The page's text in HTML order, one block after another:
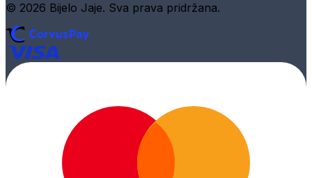
© 2026 Bijelo Jaje. Sva prava pridržana.